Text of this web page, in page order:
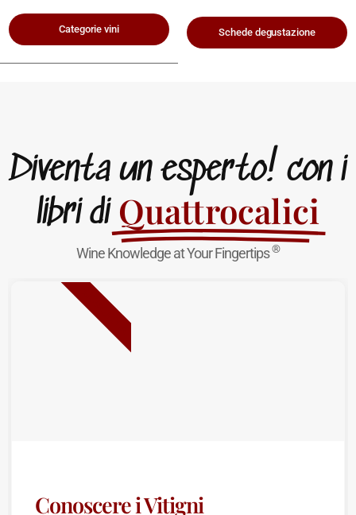
Categorie vini Schede degustazione
Diventa un esperto! con i
libri di Quattrocalici
Wine Knowledge at Your Fingertips®
Conoscere i Vitigni
NUOVA USCITA